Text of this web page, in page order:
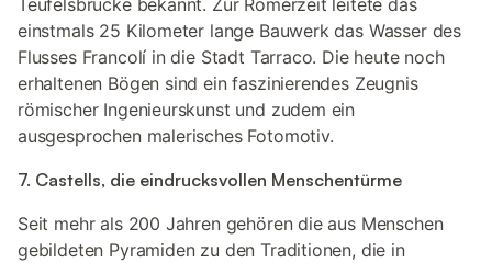
einstmals 25 Kilometer lange Bauwerk das Wasser des
Flusses Francolí in die Stadt Tarraco. Die heute noch
erhaltenen Bögen sind ein faszinierendes Zeugnis
römischer Ingenieurskunst und zudem ein
ausgesprochen malerisches Fotomotiv.
7. Castells, die eindrucksvollen Menschentürme
Seit mehr als 200 Jahren gehören die aus Menschen
gebildeten Pyramiden zu den Traditionen, die in